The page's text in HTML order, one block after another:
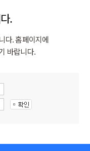
.
다. 홈페이지에
바랍니다.